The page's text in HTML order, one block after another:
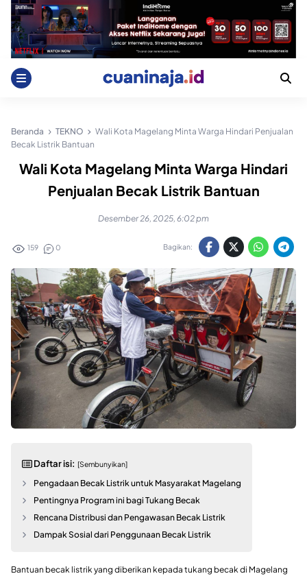
Skip
content
Beranda TEKNO
Wali Kota Magelang Minta Warga Hindari Penjualan
Becak Listrik Bantuan
Wali Kota Magelang Minta Warga Hindari
Penjualan Becak Listrik Bantuan
Desember 26, 2025, 6:02 pm
159 0 Bagikan:
Daftar isi: [Sembunyikan]
Pengadaan Becak Listrik untuk Masyarakat Magelang
Pentingnya Program ini bagi Tukang Becak
Rencana Distribusi dan Pengawasan Becak Listrik
Dampak Sosial dari Penggunaan Becak Listrik
Bantuan becak listrik yang diberikan kepada tukang becak di Magelang